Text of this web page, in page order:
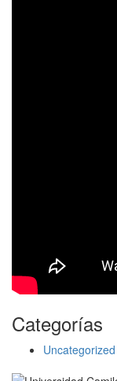
Categorías
Uncategorized